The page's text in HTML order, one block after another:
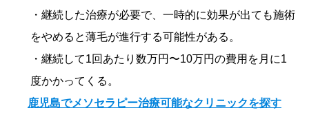
・継続した治療が必要で、一時的に効果が出ても施術
をやめると薄毛が進行する可能性がある。
・継続して1回あたり数万円〜10万円の費用を月に1
度かかってくる。
鹿児島でメソセラピー治療可能なクリニックを探す